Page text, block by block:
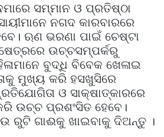
ସମ୍ମାନ ଓ ପ୍ରତିଷ୍ଠା
ନଗଦ କାରବାରରେ
ଋଣ ଭରଣା ପାଇଁ ଚେଷ୍ଟା
ଉଚ୍ଚସମ୍ପର୍କରୁ
ବୁଦ୍ଧି ବିବେକ ଖେଳାଇ
ମୁଖ୍ୟ କରି ହସଖୁସିରେ
ଓ ସାକ୍ଷାତ୍କାରରେ
ଉଚ୍ଚ ପ୍ରଶଂସିତ ହେବେ।
ରୁଟି ଗାଈକୁ ଖାଇବାକୁ ଦିଅନ୍ତୁ ।